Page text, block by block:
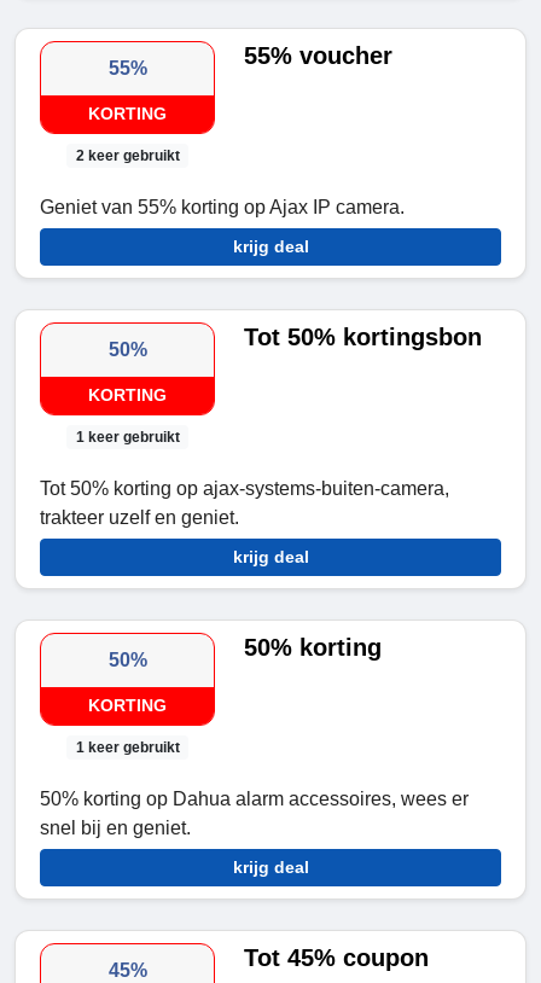
55%
KORTING
2 keer gebruikt
55% voucher
Geniet van 55% korting op Ajax IP camera.
krijg deal
50%
KORTING
1 keer gebruikt
Tot 50% kortingsbon
Tot 50% korting op ajax-systems-buiten-camera,
trakteer uzelf en geniet.
krijg deal
50%
KORTING
1 keer gebruikt
50% korting
50% korting op Dahua alarm accessoires, wees er
snel bij en geniet.
krijg deal
45% Tot 45% coupon